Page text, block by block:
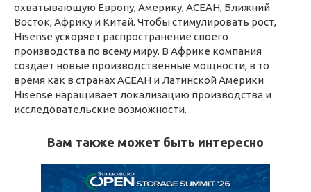
охватывающую Европу, Америку, АСЕАН, Ближний
Восток, Африку и Китай. Чтобы стимулировать рост,
Hisense ускоряет распространение своего
производства по всему миру. В Африке компания
создает новые производственные мощности, в то
время как в странах АСЕАН и Латинской Америки
Hisense наращивает локализацию производства и
исследовательские возможности.
Вам также может быть интересно